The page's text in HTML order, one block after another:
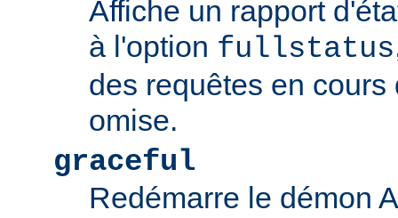
Affiche un rapport
à l'option fullstatus
des requêtes en cours
omise.
graceful
Redémarre le démon